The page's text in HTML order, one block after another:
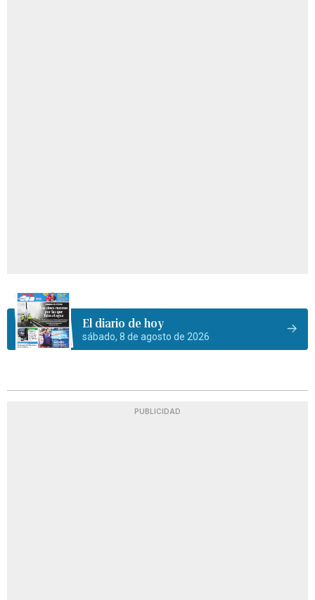
El diario de hoy
sábado, 8 de agosto de 2026
PUBLICIDAD